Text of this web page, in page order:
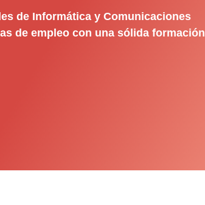
de Informática y Comunicaciones
de empleo con una sólida formación